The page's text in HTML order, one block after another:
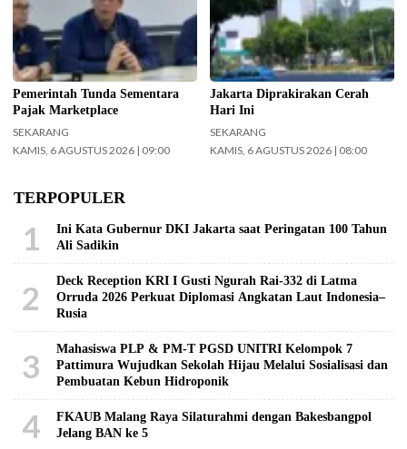
Purbaya Yudhi Sadewa.
(InfoPublik.id)
Pemerintah Tunda Sementara
Pajak Marketplace
SEKARANG
KAMIS, 6 AGUSTUS 2026 | 09:00
diprediksi cerah. (Foto: Doc-
beritajakarta.id)
Jakarta Diprakirakan Cerah
Hari Ini
SEKARANG
KAMIS, 6 AGUSTUS 2026 | 08:00
TERPOPULER
1
Ini Kata Gubernur DKI Jakarta saat Peringatan 100 Tahun
Ali Sadikin
2
Deck Reception KRI I Gusti Ngurah Rai-332 di Latma
Orruda 2026 Perkuat Diplomasi Angkatan Laut Indonesia–
Rusia
3
Mahasiswa PLP & PM-T PGSD UNITRI Kelompok 7
Pattimura Wujudkan Sekolah Hijau Melalui Sosialisasi dan
Pembuatan Kebun Hidroponik
4
FKAUB Malang Raya Silaturahmi dengan Bakesbangpol
Jelang BAN ke 5